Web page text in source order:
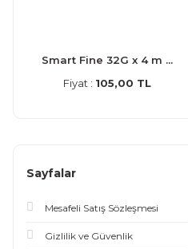
Smart Fine 32G x 4 m ...
Fiyat : 105,00 TL
Sayfalar
Mesafeli Satış Sözleşmesi
Gizlilik ve Güvenlik